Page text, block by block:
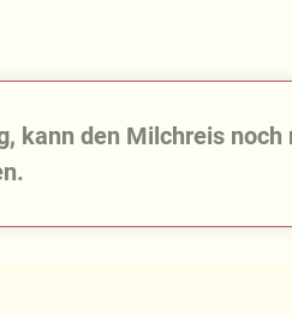
kann den Milchreis